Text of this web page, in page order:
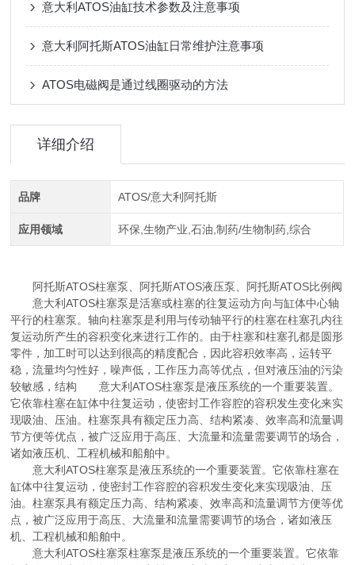
意大利ATOS油缸技术参数及注意事项
意大利阿托斯ATOS油缸日常维护注意事项
ATOS电磁阀是通过线圈驱动的方法
详细介绍
品牌 ATOS/意大利阿托斯
应用领域 环保,生物产业,石油,制药/生物制药,综合
阿托斯ATOS柱塞泵、阿托斯ATOS液压泵、阿托斯ATOS比例阀
意大利ATOS柱塞泵是活塞或柱塞的往复运动方向与缸体中心轴
平行的柱塞泵。轴向柱塞泵是利用与传动轴平行的柱塞在柱塞孔内往
复运动所产生的容积变化来进行工作的。由于柱塞和柱塞孔都是圆形
零件，加工时可以达到很高的精度配合，因此容积效率高，运转平
稳，流量均匀性好，噪声低，工作压力高等优点，但对液压油的污染
较敏感，结构 意大利ATOS柱塞泵是液压系统的一个重要装置。
它依靠柱塞在缸体中往复运动，使密封工作容腔的容积发生变化来实
现吸油、压油。柱塞泵具有额定压力高、结构紧凑、效率高和流量调
节方便等优点，被广泛应用于高压、大流量和流量需要调节的场合，
诸如液压机、工程机械和船舶中。
意大利ATOS柱塞泵是液压系统的一个重要装置。它依靠柱塞在
缸体中往复运动，使密封工作容腔的容积发生变化来实现吸油、压
油。柱塞泵具有额定压力高、结构紧凑、效率高和流量调节方便等优
点，被广泛应用于高压、大流量和流量需要调节的场合，诸如液压
机、工程机械和船舶中。
意大利ATOS柱塞泵柱塞泵是液压系统的一个重要装置。它依靠